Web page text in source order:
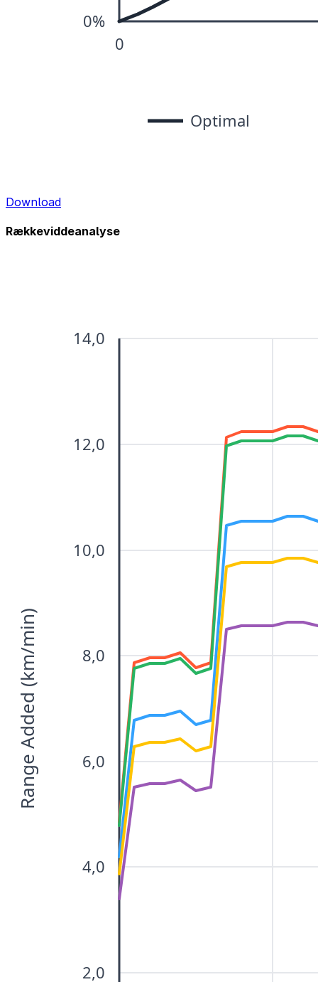
Download
Rækkeviddeanalyse